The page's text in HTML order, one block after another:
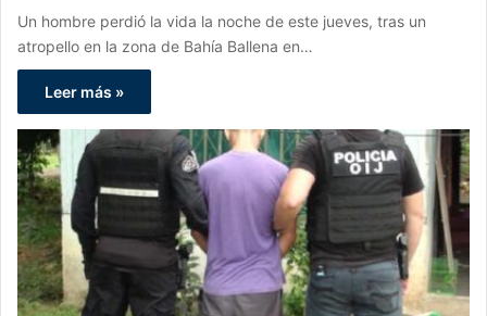
Un hombre perdió la vida la noche de este jueves, tras un
atropello en la zona de Bahía Ballena en…
Leer más »